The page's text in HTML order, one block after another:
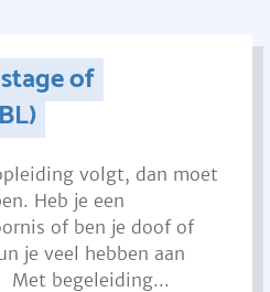
of
volgt, dan moet
Heb je een
of ben je doof of
je veel hebben aan
Met begeleiding...